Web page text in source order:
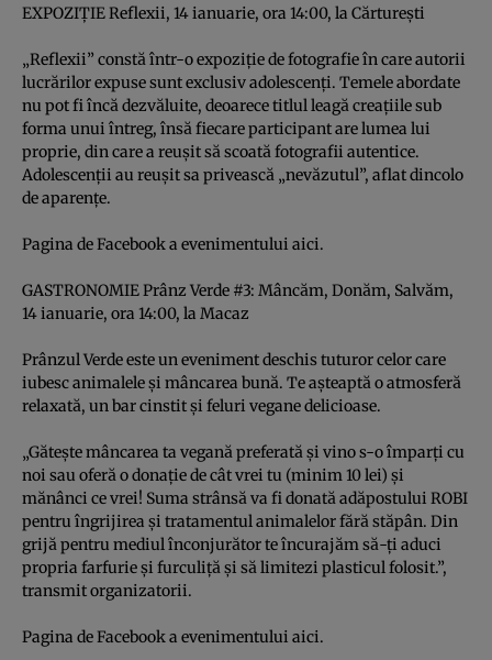
EXPOZIŢIE Reflexii, 14 ianuarie, ora 14:00, la Cărtureşti
„Reflexii” constă într-o expoziţie de fotografie în care autorii
lucrărilor expuse sunt exclusiv adolescenţi. Temele abordate
nu pot fi încă dezvăluite, deoarece titlul leagă creaţiile sub
forma unui întreg, însă fiecare participant are lumea lui
proprie, din care a reuşit să scoată fotografii autentice.
Adolescenţii au reuşit sa privească „nevăzutul”, aflat dincolo
de aparenţe.
Pagina de Facebook a evenimentului aici.
GASTRONOMIE Prânz Verde #3: Mâncăm, Donăm, Salvăm,
14 ianuarie, ora 14:00, la Macaz
Prânzul Verde este un eveniment deschis tuturor celor care
iubesc animalele şi mâncarea bună. Te aşteaptă o atmosferă
relaxată, un bar cinstit şi feluri vegane delicioase.
„Găteşte mâncarea ta vegană preferată şi vino s-o împarţi cu
noi sau oferă o donaţie de cât vrei tu (minim 10 lei) şi
mănânci ce vrei! Suma strânsă va fi donată adăpostului ROBI
pentru îngrijirea şi tratamentul animalelor fără stăpân. Din
grijă pentru mediul înconjurător te încurajăm să-ţi aduci
propria farfurie şi furculiţă şi să limitezi plasticul folosit.”,
transmit organizatorii.
Pagina de Facebook a evenimentului aici.